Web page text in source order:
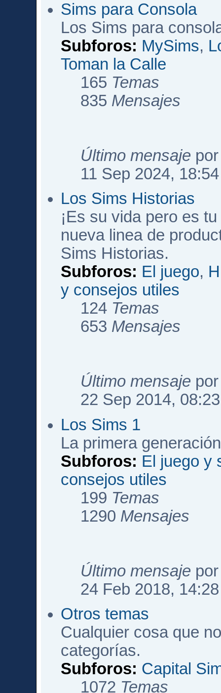
Sims para Consola
Los Sims para
Subforos: MySims,
Toman la Calle
165 Temas
835 Mensajes
Último mensaje
11 Sep 2024, 18:54
Los Sims Historias
¡Es su vida pero es
nueva linea de
Sims Historias.
Subforos: El juego,
y consejos utiles
124 Temas
653 Mensajes
Último mensaje
22 Sep 2014, 08:23
Los Sims 1
La primera
Subforos: El juego y
consejos utiles
199 Temas
1290 Mensajes
Último mensaje
24 Feb 2018, 14:28
Otros temas
Cualquier cosa que
categorías.
Subforos: Capital
1072 Temas